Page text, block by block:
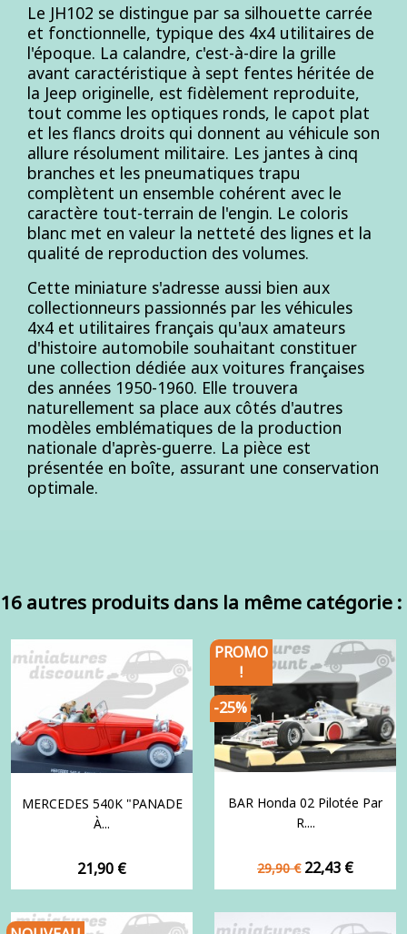
Le JH102 se distingue par sa silhouette carrée
et fonctionnelle, typique des 4x4 utilitaires de
l'époque. La calandre, c'est-à-dire la grille
avant caractéristique à sept fentes héritée de
la Jeep originelle, est fidèlement reproduite,
tout comme les optiques ronds, le capot plat
et les flancs droits qui donnent au véhicule son
allure résolument militaire. Les jantes à cinq
branches et les pneumatiques trapu
complètent un ensemble cohérent avec le
caractère tout-terrain de l'engin. Le coloris
blanc met en valeur la netteté des lignes et la
qualité de reproduction des volumes.
Cette miniature s'adresse aussi bien aux
collectionneurs passionnés par les véhicules
4x4 et utilitaires français qu'aux amateurs
d'histoire automobile souhaitant constituer
une collection dédiée aux voitures françaises
des années 1950-1960. Elle trouvera
naturellement sa place aux côtés d'autres
modèles emblématiques de la production
nationale d'après-guerre. La pièce est
présentée en boîte, assurant une conservation
optimale.
16 autres produits dans la même catégorie :
MERCEDES 540K "PANADE
À...
Prix
21,90 €
BAR Honda 02 Pilotée Par
R....
Prix
de
29,90 € Prix
22,43 €
PROMO
!
-25%